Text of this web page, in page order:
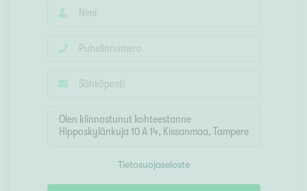
Tietosuojaseloste